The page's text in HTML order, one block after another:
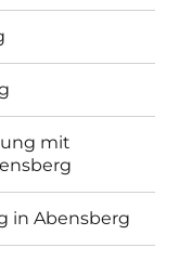
mit
in Abensberg